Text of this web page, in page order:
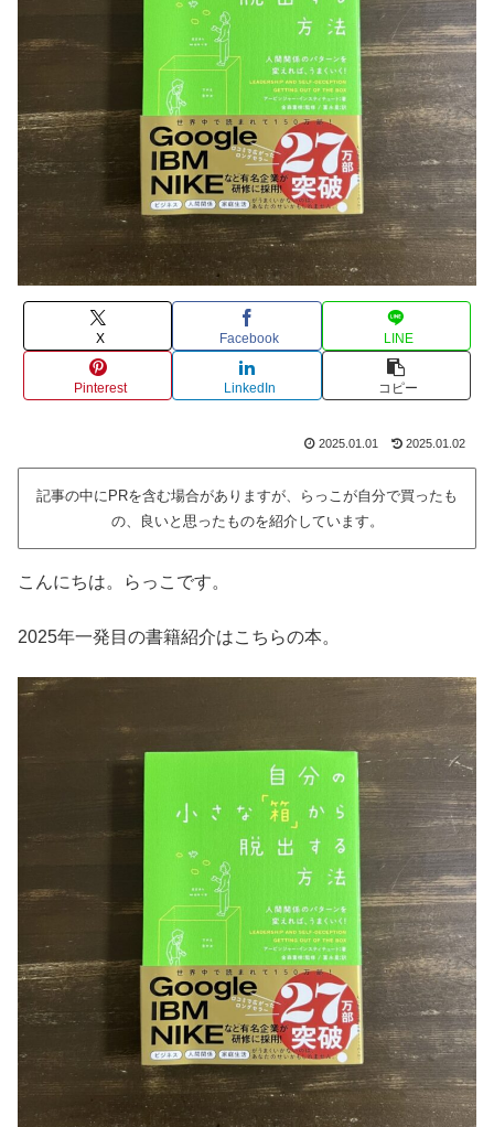
X Facebook LINE
Pinterest LinkedIn コピー
2025.01.01 2025.01.02
記事の中にPRを含む場合がありますが、らっこが自分で買ったも
の、良いと思ったものを紹介しています。
こんにちは。らっこです。
2025年一発目の書籍紹介はこちらの本。